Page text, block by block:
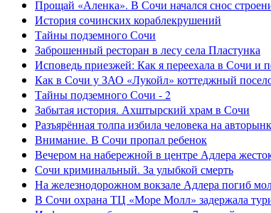
Прощай «Аленка». В Сочи начался снос
История сочинских кораблекрушений
Тайны подземного Сочи
Заброшенный ресторан в лесу села Пластунка
Исповедь приезжей: Как я переехала в Сочи и
Как в Сочи у ЗАО «Лукойл» коттеджный
Тайны подземного Сочи - 2
Забытая история. Ахштырский храм в Сочи
Разъярённая толпа избила человека на
Внимание. В Сочи пропал ребенок
Вечером на набережной в центре Адлера
Сочи криминальный. За улыбкой смерть
На железнодорожном вокзале Адлера погиб
В Сочи охрана ТЦ «Море Молл» задержала